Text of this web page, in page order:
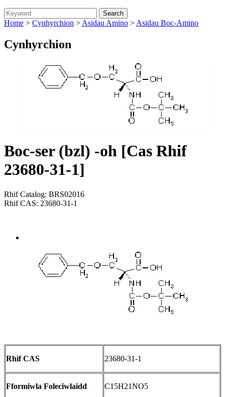
Home > Cynhyrchion > Asidau Amino > Asidau Boc-Amino
Cynhyrchion
Boc-ser (bzl) -oh [Cas Rhif
23680-31-1]
Rhif Catalog: BRS02016
Rhif CAS: 23680-31-1
Rhif CAS 23680-31-1
Fformiwla Foleciwlaidd C15H21NO5